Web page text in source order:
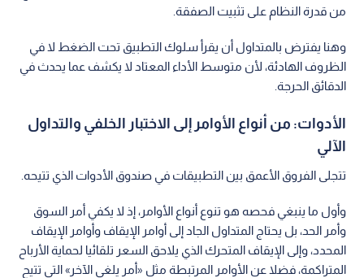
من قدرة النظام على تثبيت الصفقة.
وهنا يفترض بالمتداول أن يقرأ سلوك التطبيق تحت الضغط لا في
الظروف الهادئة، لأن متوسط الأداء المعتاد لا يكشف عما يحدث في
الدقائق الحرجة.
الأدوات: من أنواع الأوامر إلى الاختبار الخلفي والتداول
الآلي
تتجلى الفروق الأعمق بين التطبيقات في صندوق الأدوات الذي تتيحه.
وأول ما ينبغي فحصه هو تنوع أنواع الأوامر، إذ لا يكفي أمر السوق
وأمر الحد، بل يحتاج المتداول الجاد إلى أوامر الإيقاف وأوامر الإيقاف
المحدد، وإلى الإيقاف المتحرك الذي يلاحق السعر تلقائيا لحماية الأرباح
المتراكمة، فضلا عن الأوامر المرتبطة مثل «أمر يلغي الآخر» التي تتيح